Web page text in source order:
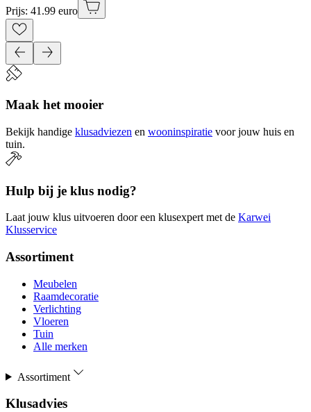
Prijs: 41.99 euro
Maak het mooier
Bekijk handige klusadviezen en wooninspiratie voor jouw huis en
tuin.
Hulp bij je klus nodig?
Laat jouw klus uitvoeren door een klusexpert met de Karwei
Klusservice
Assortiment
Meubelen
Raamdecoratie
Verlichting
Vloeren
Tuin
Alle merken
Assortiment
Klusadvies